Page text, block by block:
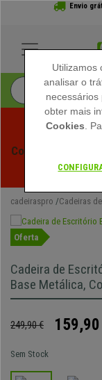
Envio
Começam os
Exclusivos
cadeiraspro Cadeiras
Oferta
Cadeira de
Base Metálica,
249,90 €
Sem Stock
Utilizamos
analisar o
necessários
obter mais
Cookies .